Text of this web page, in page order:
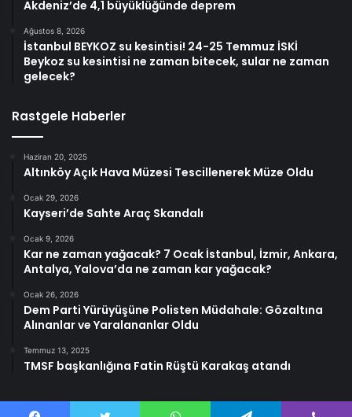
Akdeniz’de 4,1 büyüklüğünde deprem
Ağustos 8, 2026
İstanbul BEYKOZ su kesintisi! 24-25 Temmuz İSKİ
Beykoz su kesintisi ne zaman bitecek, sular ne zaman
gelecek?
Rastgele Haberler
Haziran 20, 2025
Altınköy Açık Hava Müzesi Tescillenerek Müze Oldu
Ocak 29, 2026
Kayseri’de Sahte Araç Skandalı
Ocak 9, 2026
Kar ne zaman yağacak? 7 Ocak İstanbul, İzmir, Ankara,
Antalya, Yalova’da ne zaman kar yağacak?
Ocak 26, 2026
Dem Parti Yürüyüşüne Polisten Müdahale: Gözaltına
Alınanlar ve Yaralananlar Oldu
Temmuz 13, 2025
TMSF başkanlığına Fatin Rüştü Karakaş atandı